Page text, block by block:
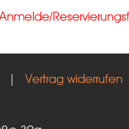
Vertrag widerrufen